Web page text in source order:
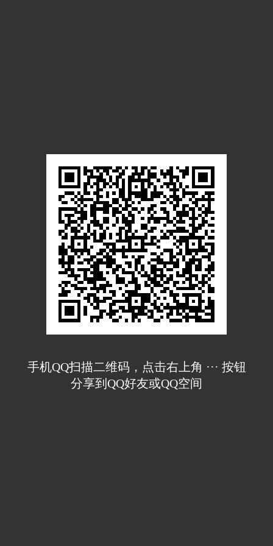
手机QQ扫描二维码，点击右上角 ··· 按钮
分享到QQ好友或QQ空间